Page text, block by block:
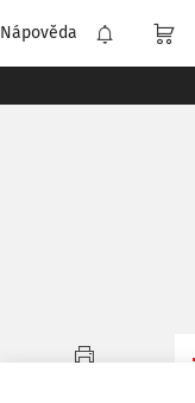
Nápověda